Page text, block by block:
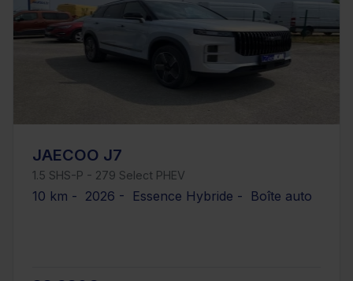
JAECOO J7
1.5 SHS-P - 279 Select PHEV
10 km - 2026 - Essence Hybride - Boîte auto